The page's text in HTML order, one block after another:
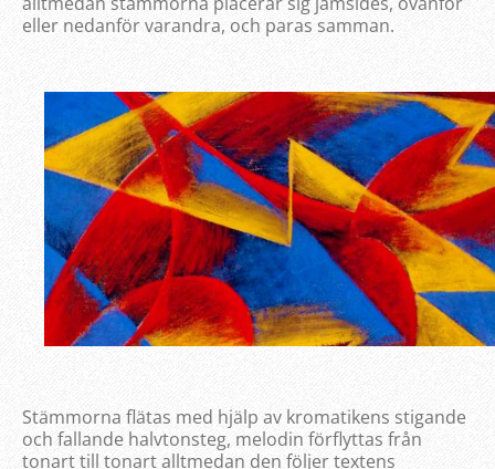
eller nedanför varandra, och paras samman.
Stämmorna flätas med hjälp av kromatikens stigande
och fallande halvtonsteg, melodin förflyttas från
tonart till tonart alltmedan den följer textens